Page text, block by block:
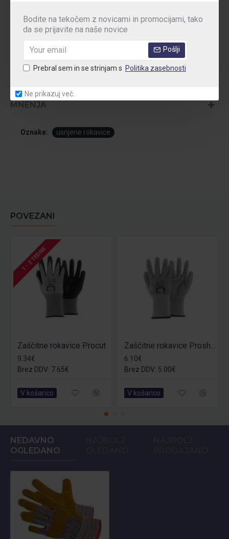
Bodite na tekočem z novicami in promocijami, tako
da se prijavite na naše novice
Pošlji
Prebral sem in se strinjam s Politika zasebnosti
Ne prikazuj več.
Trpežna manšeta:
Manšeta iz črtaste bombažne tkanine z obrobo za dodatno
zaščito zapestja.
MNENJA
Oznake: usnjene rokavice
POVEZANI
1 - 2 TEDNE
Zaščitne rokavice Procut
9.34€
Brez DDV: 7.65€
V košarico
Zaščitne rokavice Proshield
6.10€
Brez DDV: 5.00€
V košarico
NEDAVNO
OGLEDANO